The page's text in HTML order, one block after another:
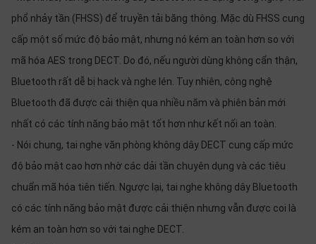
phổ nhảy tần (FHSS) để truyền tải băng thông. Mặc dù FHSS cung
cấp một số mức độ bảo mật, nhưng nó kém an toàn hơn so với
mã hóa AES trong DECT. Do đó, nếu người dùng không cẩn thận,
Bluetooth rất dễ bị hack và nghe lén. Tuy nhiên, công nghệ
Bluetooth đã được cải thiện qua nhiều năm và phiên bản mới
nhất có các tính năng bảo mật tốt hơn như kết nối an toàn.
- Nói chung, tai nghe văn phòng không dây DECT cung cấp mức
độ bảo mật cao hơn nhờ các dải tần chuyên dụng và các tiêu
chuẩn mã hóa tiên tiến. Ngược lại, tai nghe không dây Bluetooth
có các tính năng bảo mật được cải thiện nhưng vẫn được coi là
kém an toàn hơn so với tai nghe DECT.